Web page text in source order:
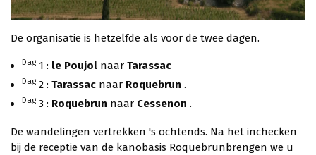
De organisatie is hetzelfde als voor de twee dagen.
Dag 1 : le Poujol naar Tarassac
Dag 2 : Tarassac naar Roquebrun .
Dag 3 : Roquebrun naar Cessenon .
De wandelingen vertrekken 's ochtends. Na het inchecken
bij de receptie van de kanobasis Roquebrunbrengen we u